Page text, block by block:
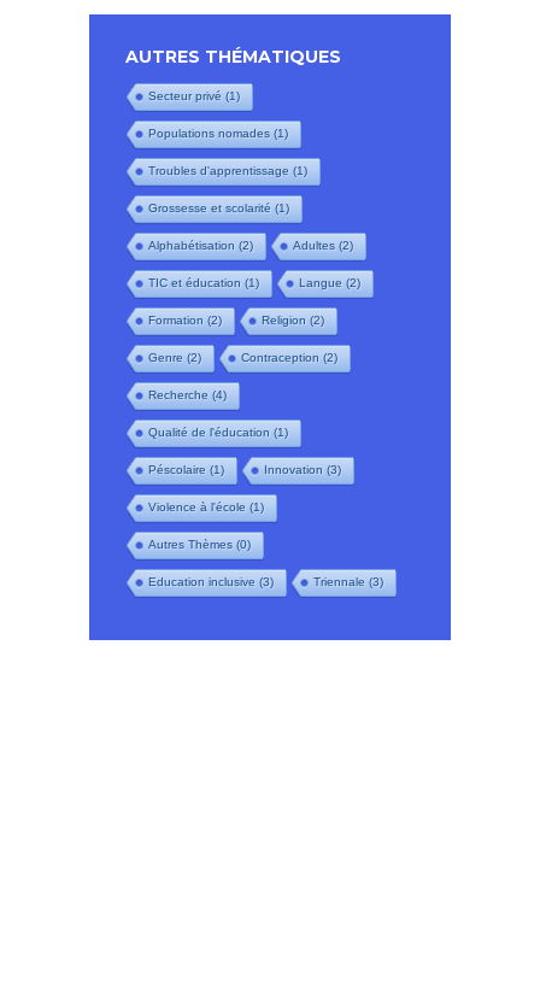
AUTRES THÉMATIQUES
Secteur privé (1)
Populations nomades (1)
Troubles d'apprentissage (1)
Grossesse et scolarité (1)
Alphabétisation (2) Adultes (2)
TIC et éducation (1) Langue (2)
Formation (2) Religion (2)
Genre (2) Contraception (2)
Recherche (4)
Qualité de l'éducation (1)
Péscolaire (1) Innovation (3)
Violence à l'école (1)
Autres Thèmes (0)
Education inclusive (3) Triennale (3)